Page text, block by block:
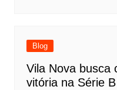
Blog
Vila Nova busca
vitória na Série B